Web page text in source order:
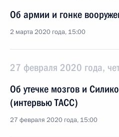
Об армии и гонке
2 марта 2020 года, 15:00
27 февраля 2020 года,
Об утечке мозгов и
(интервью ТАСС)
27 февраля 2020 года, 15:00